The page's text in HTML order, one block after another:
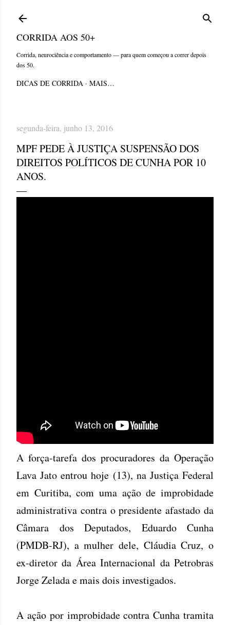
CORRIDA AOS 50+
Corrida, neurociência e comportamento — para quem começou a correr depois
dos 50.
DICAS DE CORRIDA MAIS…
segunda-feira, junho 13, 2016
MPF PEDE À JUSTIÇA SUSPENSÃO DOS
DIREITOS POLÍTICOS DE CUNHA POR 10
ANOS.
A força-tarefa dos procuradores da Operação
Lava Jato entrou hoje (13), na Justiça Federal
em Curitiba, com uma ação de improbidade
administrativa contra o presidente afastado da
Câmara dos Deputados, Eduardo Cunha
(PMDB-RJ), a mulher dele, Cláudia Cruz, o
ex-diretor da Área Internacional da Petrobras
Jorge Zelada e mais dois investigados.
A ação por improbidade contra Cunha tramita